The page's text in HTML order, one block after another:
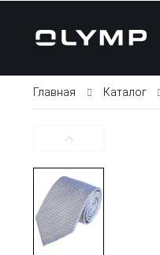
Главная Каталог